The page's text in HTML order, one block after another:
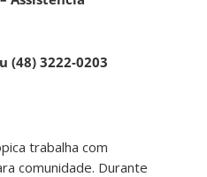
(48) 3222-0203
trabalha com
comunidade. Durante